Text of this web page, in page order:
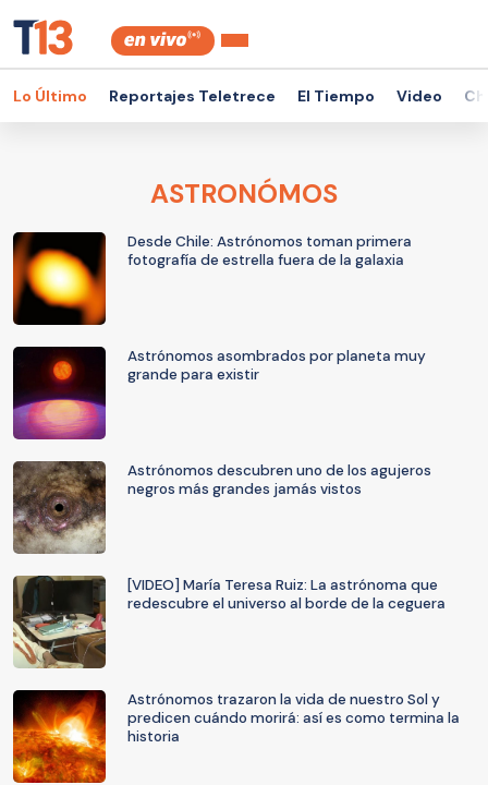
Lo Último Reportajes Teletrece El Tiempo Video
ASTRONÓMOS
Desde Chile: Astrónomos toman primera
fotografía de estrella fuera de la galaxia
Astrónomos asombrados por planeta muy
grande para existir
Astrónomos descubren uno de los agujeros
negros más grandes jamás vistos
[VIDEO] María Teresa Ruiz: La astrónoma que
redescubre el universo al borde de la ceguera
Astrónomos trazaron la vida de nuestro Sol y
predicen cuándo morirá: así es como termina la
historia